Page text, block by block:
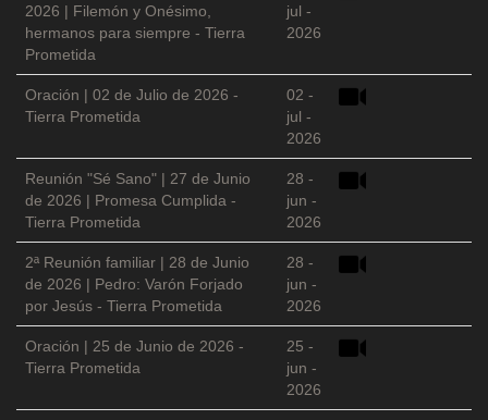
2026 | Filemón y Onésimo,
hermanos para siempre - Tierra
Prometida
jul -
2026
Oración | 02 de Julio de 2026 -
Tierra Prometida
02 -
jul -
2026
Reunión "Sé Sano" | 27 de Junio
de 2026 | Promesa Cumplida -
Tierra Prometida
28 -
jun -
2026
2ª Reunión familiar | 28 de Junio
de 2026 | Pedro: Varón Forjado
por Jesús - Tierra Prometida
28 -
jun -
2026
Oración | 25 de Junio de 2026 -
Tierra Prometida
25 -
jun -
2026